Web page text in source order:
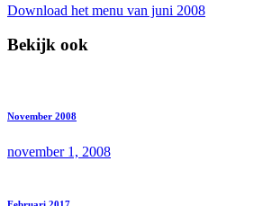
Download het menu van juni 2008
Bekijk ook
November 2008
november 1, 2008